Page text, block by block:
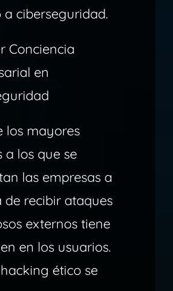
a ciberseguridad.
Conciencia
en
los mayores
a los que se
las empresas a
de recibir ataques
externos tiene
en los usuarios.
ético se